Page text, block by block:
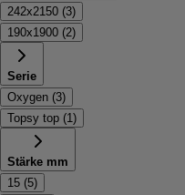
242x2150 (3)
190x1900 (2)
Serie
Oxygen (3)
Topsy top (1 )
Stärke mm
15 (5)